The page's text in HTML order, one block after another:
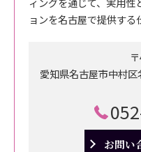
ョンを名古屋で提供する
愛知県名古屋市中村
お問い